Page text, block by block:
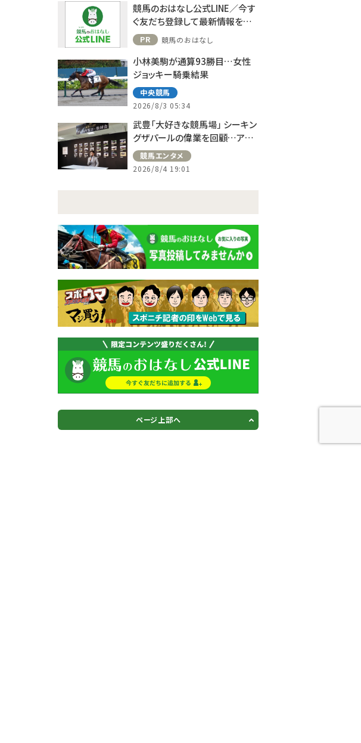
競馬のおはなし公式LINE／今す
ぐ友だち登録して最新情報をゲ
ット！
PR 競馬のおはなし
小林美駒が通算93勝目…女性
ジョッキー騎乗結果
中央競馬
2026/8/3 05:34
武豊「大好きな競馬場」 シーキン
グザパールの偉業を回顧…アス
コット、ドーヴィルへの思い語る
競馬エンタメ
2026/8/4 19:01
ページ上部へ